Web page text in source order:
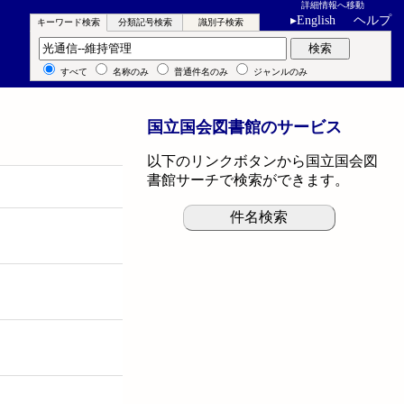
詳細情報へ移動
▸English ヘルプ
キーワード検索 分類記号検索 識別子検索
キーワード検索 検索
すべて 名称のみ 普通件名のみ ジャンルのみ
国立国会図書館のサービス
以下のリンクボタンから国立国会図
書館サーチで検索ができます。
件名検索